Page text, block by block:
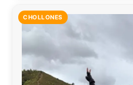
CHOLLONES